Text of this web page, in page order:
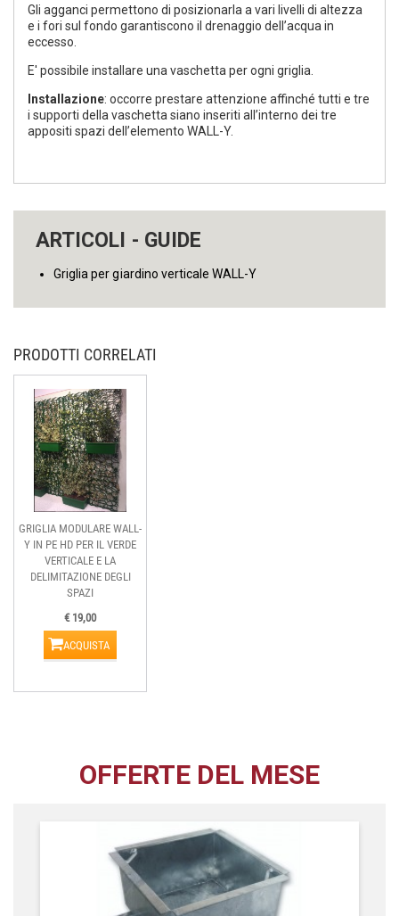
Gli agganci permettono di posizionarla a vari livelli di altezza
e i fori sul fondo garantiscono il drenaggio dell’acqua in
eccesso.
E' possibile installare una vaschetta per ogni griglia.
Installazione: occorre prestare attenzione affinché tutti e tre
i supporti della vaschetta siano inseriti all’interno dei tre
appositi spazi dell’elemento WALL-Y.
ARTICOLI - GUIDE
Griglia per giardino verticale WALL-Y
PRODOTTI CORRELATI
GRIGLIA MODULARE WALL-
Y IN PE HD PER IL VERDE
VERTICALE E LA
DELIMITAZIONE DEGLI
SPAZI
€ 19,00
ACQUISTA
OFFERTE DEL MESE